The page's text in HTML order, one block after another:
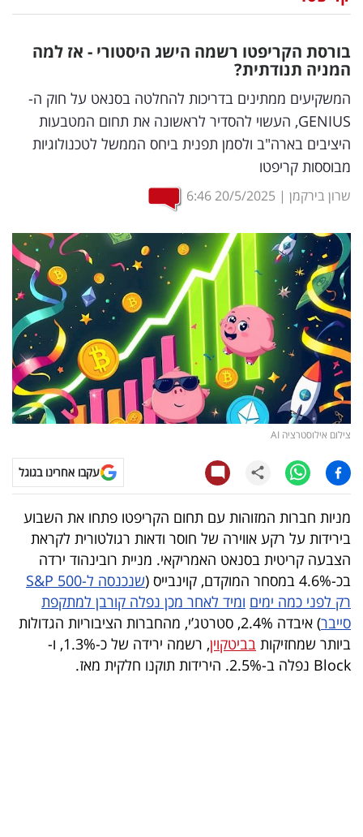
דיגיטל
וטק
שיווק
ופרסום
משפט
מדדים
ומחקרים
דעות
רכילות
עסקית
קריפטו
ויראלי
טלוויזיה
עסקי
ספורט
קריירה
ולימודים
מינויים
רייטינג
בורסת הקריפטו רשמה הישג היסטורי - אז למה
המניה תנודתית?
המשקיעים ממתינים בדריכות להחלטה בסנאט על חוק ה-
GENIUS, העשוי להסדיר לראשונה את תחום המטבעות
היציבים בארה"ב ולסמן תפנית ביחס הממשל לטכנולוגיות
מבוססות קריפטו
שרון בירקמן |
20/5/2025
6:46
צילום אילוסטרציה AI
עקבו אחרינו בגוגל
מניות חברות המזוהות עם תחום הקריפטו פתחו את השבוע
בירידות על רקע אווירה של חוסר ודאות רגולטורית לקראת
הצבעה קריטית בסנאט האמריקאי. מניית רובינהוד ירדה
בכ-4.6% במסחר המוקדם, קוינבייס (
שנכנסה ל-S&P 500
רק לפני כמה ימים ומיד לאחר מכן נפלה קורבן למתקפת
סייבר
) איבדה 2.4%, סטרטג’י, מהחברות הציבוריות הגדולות
ביותר שמחזיקות בביטקוין
, רשמה ירידה של כ-1.3%, ו-
Block נפלה ב-2.5%. הירידות תוקנו חלקית מאז.